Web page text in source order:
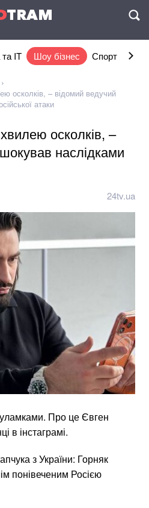
TRAM
IT Шоу бізнес Спорт
осколків, – відомий ведучий
атаки
осколків, –
наслідками
24tv.ua
Про це Євген
в інстаграмі.
з України: Горняк
понівеченим Росією